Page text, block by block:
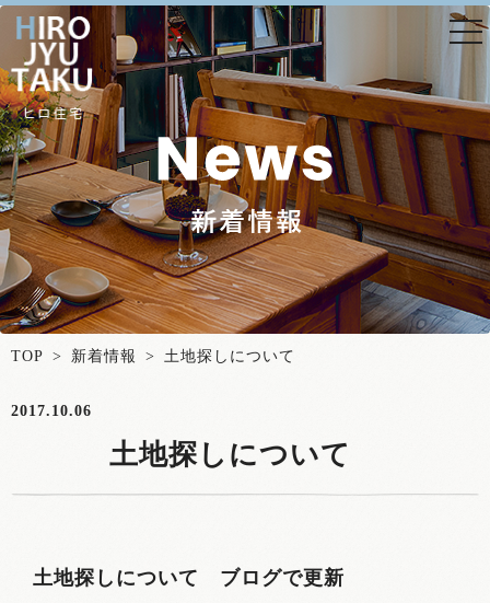
TOP > 新着情報 > 土地探しについて
2017.10.06
土地探しについて
土地探しについて ブログで更新